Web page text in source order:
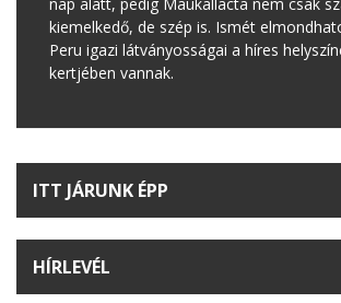
kiemelkedő, de szép is. Ismét
Peru igazi látványosságai a híres
kertjében vannak.
ITT JÁRUNK ÉPP
HÍRLEVÉL